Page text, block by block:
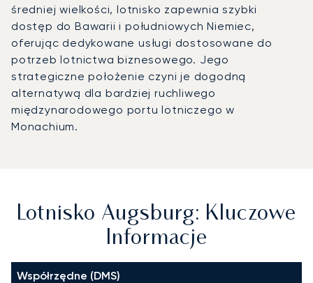
średniej wielkości, lotnisko zapewnia szybki
dostęp do Bawarii i południowych Niemiec,
oferując dedykowane usługi dostosowane do
potrzeb lotnictwa biznesowego. Jego
strategiczne położenie czyni je dogodną
alternatywą dla bardziej ruchliwego
międzynarodowego portu lotniczego w
Monachium.
Lotnisko Augsburg: Kluczowe
Informacje
Współrzędne (DMS)